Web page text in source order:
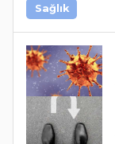
Sağlık